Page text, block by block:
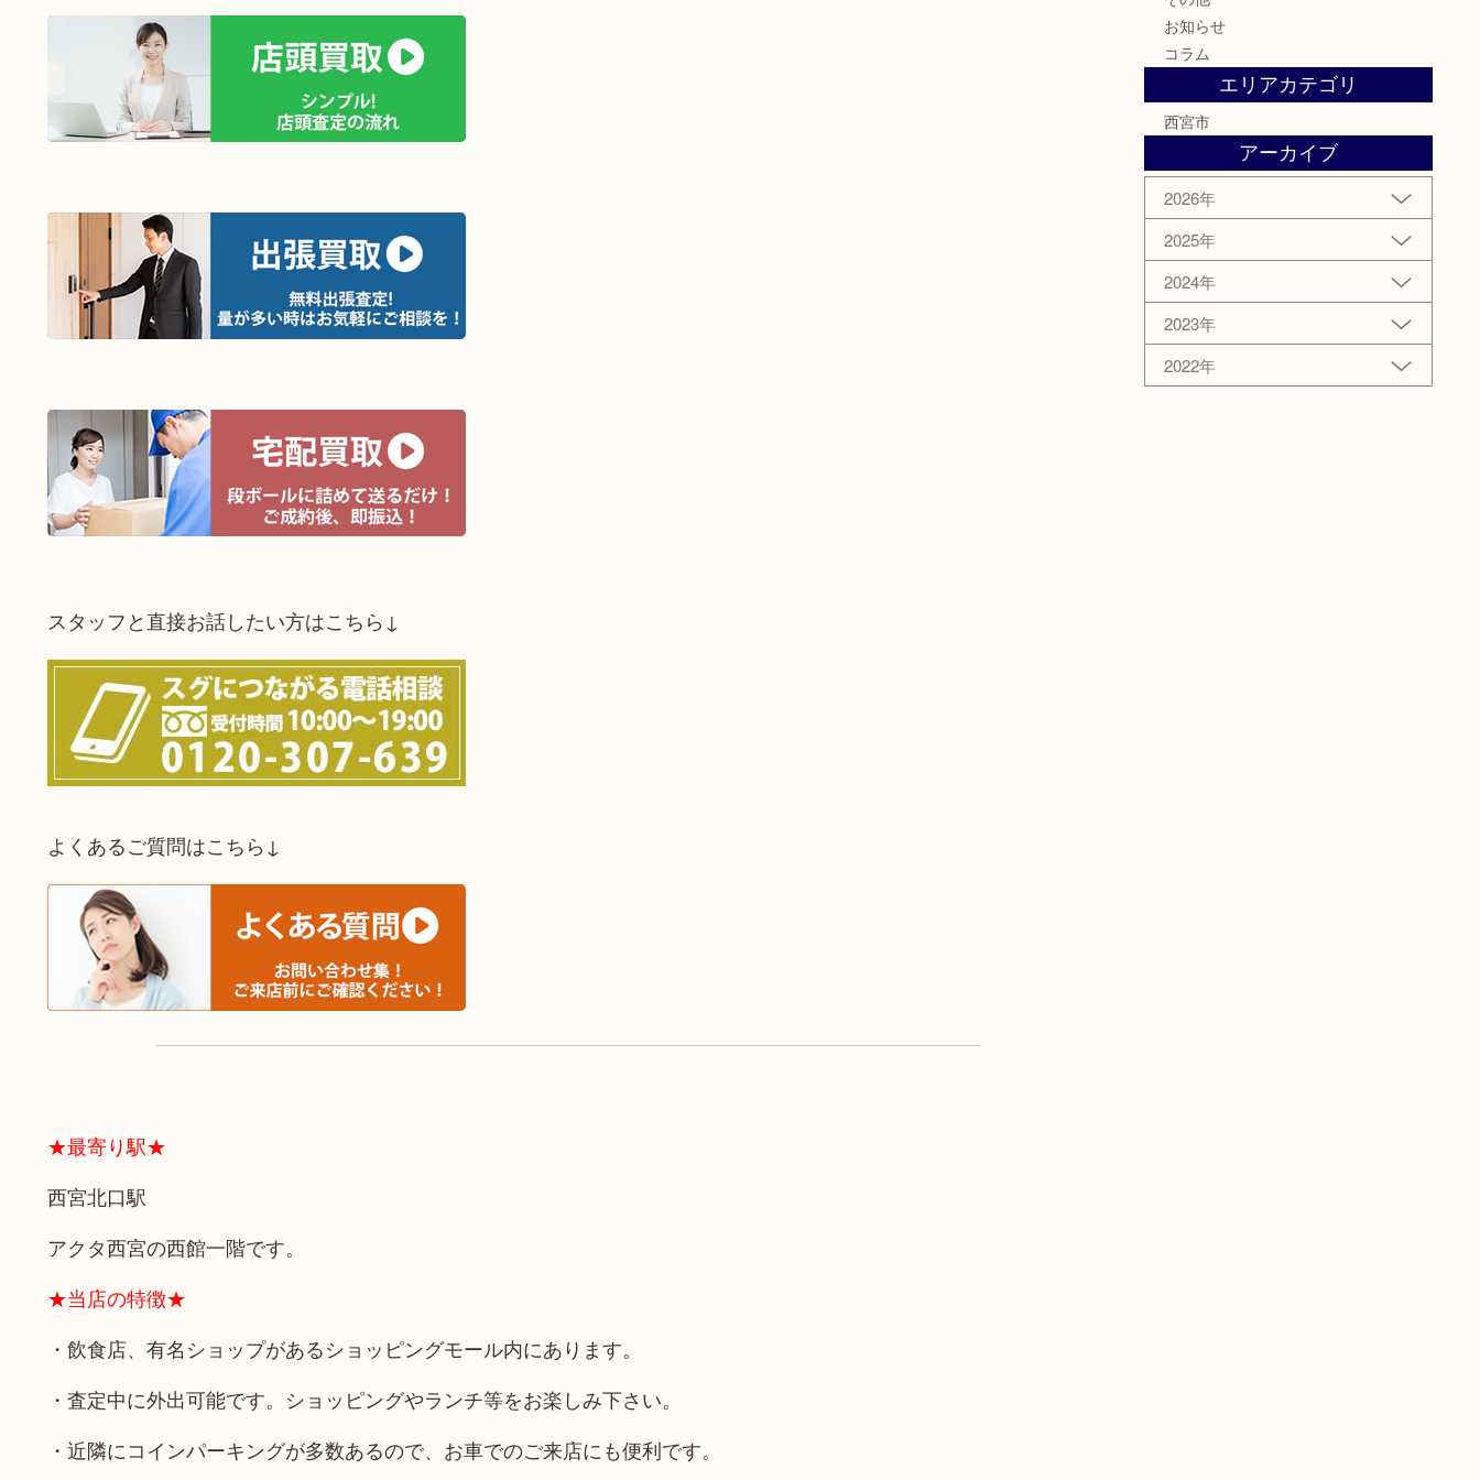
スタッフと直接お話したい方はこちら↓
よくあるご質問はこちら↓
★最寄り駅★
西宮北口駅
アクタ西宮の西館一階です。
★当店の特徴★
・飲食店、有名ショップがあるショッピングモール内にあります。
・査定中に外出可能です。ショッピングやランチ等をお楽しみ下さい。
・近隣にコインパーキングが多数あるので、お車でのご来店にも便利です。
お知らせ
コラム
エリアカテゴリ
西宮市
アーカイブ
2026年
2025年
2024年
2023年
2022年